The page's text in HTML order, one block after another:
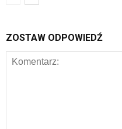
ZOSTAW ODPOWIEDŹ